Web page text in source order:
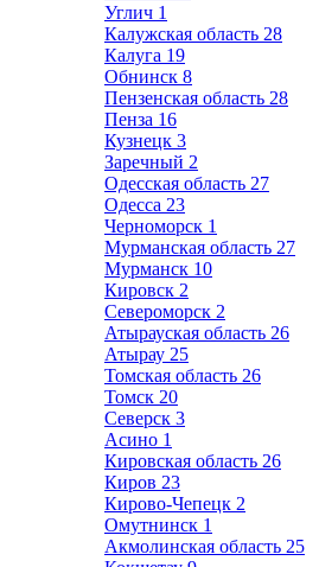
Углич 1
Калужская область 28
Калуга 19
Обнинск 8
Пензенская область 28
Пенза 16
Кузнецк 3
Заречный 2
Одесская область 27
Одесса 23
Черноморск 1
Мурманская область 27
Мурманск 10
Кировск 2
Североморск 2
Атырауская область 26
Атырау 25
Томская область 26
Томск 20
Северск 3
Асино 1
Кировская область 26
Киров 23
Кирово-Чепецк 2
Омутнинск 1
Акмолинская область 25